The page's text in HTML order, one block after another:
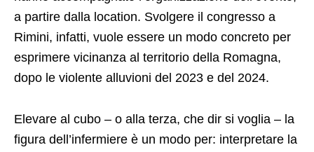
a partire dalla location. Svolgere il congresso a
Rimini, infatti, vuole essere un modo concreto per
esprimere vicinanza al territorio della Romagna,
dopo le violente alluvioni del 2023 e del 2024.
Elevare al cubo – o alla terza, che dir si voglia – la
figura dell’infermiere è un modo per: interpretare la